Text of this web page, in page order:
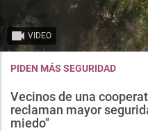
VIDEO
PIDEN MÁS SEGURIDAD
Vecinos de una
reclaman mayor
miedo"